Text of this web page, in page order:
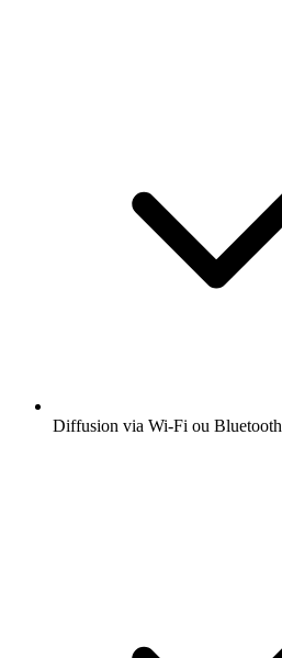
Diffusion via Wi-Fi ou Bluetooth